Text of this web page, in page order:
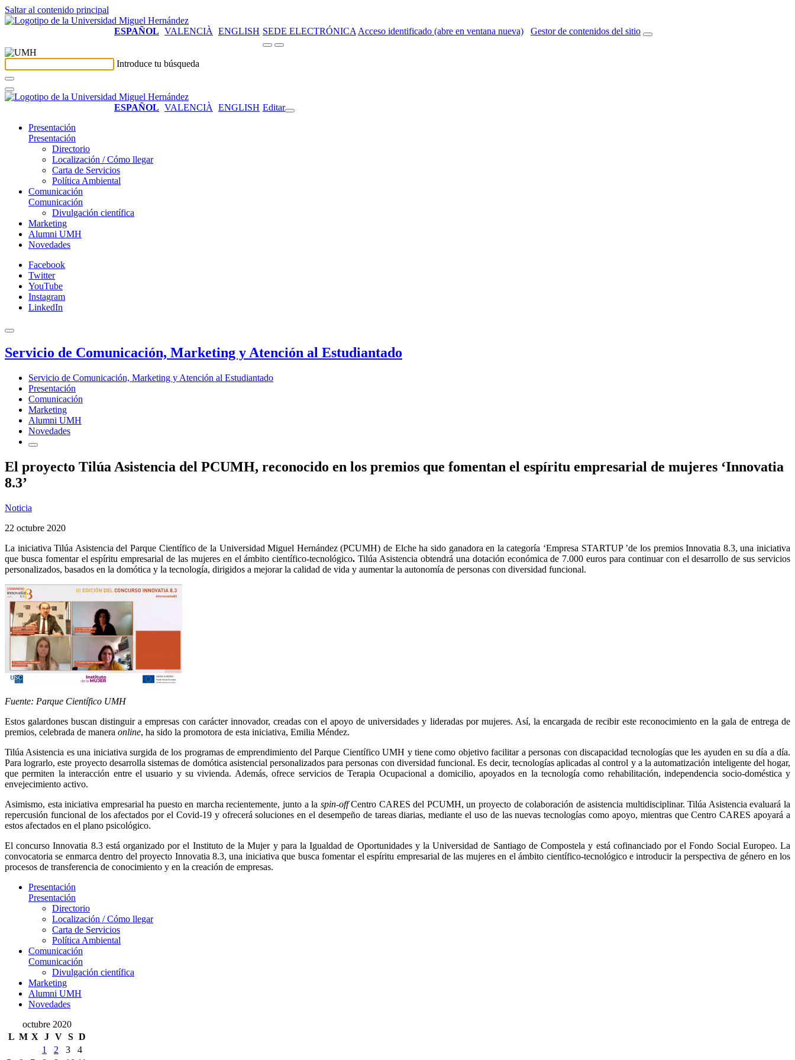
Saltar al contenido principal
ESPAÑOL VALENCIÀ ENGLISH SEDE ELECTRÓNICA Acceso identificado (abre en ventana nueva) Gestor de contenidos del sitio
Introduce tu búsqueda
ESPAÑOL VALENCIÀ ENGLISH Editar
Presentación
Presentación
Directorio
Localización / Cómo llegar
Carta de Servicios
Política Ambiental
Comunicación
Comunicación
Divulgación científica
Marketing
Alumni UMH
Novedades
Facebook
Twitter
YouTube
Instagram
LinkedIn
Servicio de Comunicación, Marketing y Atención al Estudiantado
Servicio de Comunicación, Marketing y Atención al Estudiantado
Presentación
Comunicación
Marketing
Alumni UMH
Novedades
El proyecto Tilúa Asistencia del PCUMH, reconocido en los premios que fomentan el espíritu empresarial de mujeres ‘Innovatia
8.3’
Noticia
22 octubre 2020
La iniciativa Tilúa Asistencia del Parque Científico de la Universidad Miguel Hernández (PCUMH) de Elche ha sido ganadora en la categoría ‘Empresa STARTUP ’de los premios Innovatia 8.3, una iniciativa
que busca fomentar el espíritu empresarial de las mujeres en el ámbito científico-tecnológico.Tilúa Asistencia obtendrá una dotación económica de 7.000 euros para continuar con el desarrollo de sus servicios
personalizados, basados en la domótica y la tecnología, dirigidos a mejorar la calidad de vida y aumentar la autonomía de personas con diversidad funcional.
Fuente: Parque Científico UMH
Estos galardones buscan distinguir a empresas con carácter innovador, creadas con el apoyo de universidades y lideradas por mujeres. Así, la encargada de recibir este reconocimiento en la gala de entrega de
premios, celebrada de manera online, ha sido la promotora de esta iniciativa, Emilia Méndez.
Tilúa Asistencia es una iniciativa surgida de los programas de emprendimiento del Parque Científico UMH y tiene como objetivo facilitar a personas con discapacidad tecnologías que les ayuden en su día a día.
Para lograrlo, este proyecto desarrolla sistemas de domótica asistencial personalizados para personas con diversidad funcional. Es decir, tecnologías aplicadas al control y a la automatización inteligente del hogar,
que permiten la interacción entre el usuario y su vivienda. Además, ofrece servicios de Terapia Ocupacional a domicilio, apoyados en la tecnología como rehabilitación, independencia socio-doméstica y
envejecimiento activo.
Asimismo, esta iniciativa empresarial ha puesto en marcha recientemente, junto a la spin-offCentro CARES del PCUMH, un proyecto de colaboración de asistencia multidisciplinar. Tilúa Asistencia evaluará la
repercusión funcional de los afectados por el Covid-19 y ofrecerá soluciones en el desempeño de tareas diarias, mediante el uso de las nuevas tecnologías como apoyo, mientras que Centro CARES apoyará a
estos afectados en el plano psicológico.
El concurso Innovatia 8.3 está organizado por el Instituto de la Mujer y para la Igualdad de Oportunidades y la Universidad de Santiago de Compostela y está cofinanciado por el Fondo Social Europeo. La
convocatoria se enmarca dentro del proyecto Innovatia 8.3, una iniciativa que busca fomentar el espíritu empresarial de las mujeres en el ámbito científico-tecnológico e introducir la perspectiva de género en los
procesos de transferencia de conocimiento y en la creación de empresas.
Presentación
Presentación
Directorio
Localización / Cómo llegar
Carta de Servicios
Política Ambiental
Comunicación
Comunicación
Divulgación científica
Marketing
Alumni UMH
Novedades
octubre 2020
L M X J V S D
1
2 3
4